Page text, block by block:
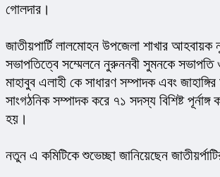
গোলদার।
জাতীয়পার্টি লালমোহন উপজেলা শাখার আহবায়ক
সভাপতিত্বে সম্মেলনে নুরুননবী সুমনকে সভাপতি
মাহাবুব এলাহী কে সাধারণ সম্পাদক এবং
সাংগঠনিক সম্পাদক করে ৭১ সদস্য বিশিষ্ট পূর্নাঙ্গ
হয়।
নতুন এ কমিটিকে শুভেচ্ছা জানিয়েছেন